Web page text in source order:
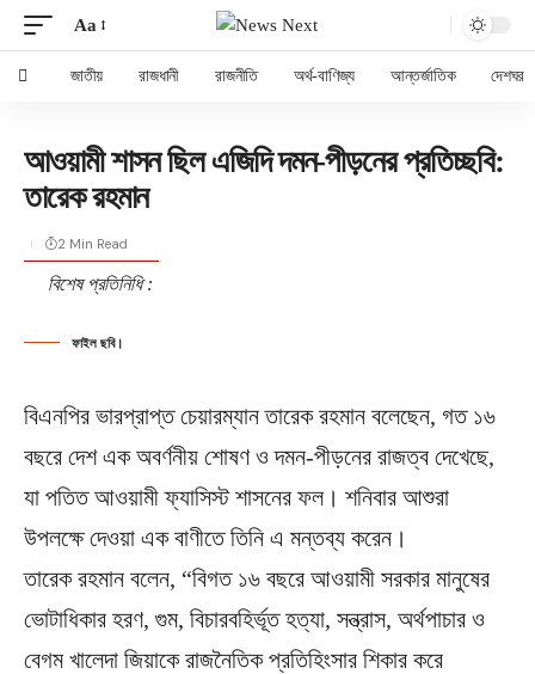
Aa
জাতীয় রাজধানী রাজনীতি অর্থ-বাণিজ্য আন্তর্জাতিক দেশঘর
আওয়ামী শাসন ছিল এজিদি দমন-পীড়নের প্রতিচ্ছবি:
তারেক রহমান
বিশেষ প্রতিনিধি :
2 Min Read
ফাইল ছবি।
বিএনপির ভারপ্রাপ্ত চেয়ারম্যান তারেক রহমান বলেছেন, গত ১৬
বছরে দেশ এক অবর্ণনীয় শোষণ ও দমন-পীড়নের রাজত্ব দেখেছে,
যা পতিত আওয়ামী ফ্যাসিস্ট শাসনের ফল। শনিবার আশুরা
উপলক্ষে দেওয়া এক বাণীতে তিনি এ মন্তব্য করেন।
তারেক রহমান বলেন, “বিগত ১৬ বছরে আওয়ামী সরকার মানুষের
ভোটাধিকার হরণ, গুম, বিচারবহির্ভূত হত্যা, সন্ত্রাস, অর্থপাচার ও
বেগম খালেদা জিয়াকে রাজনৈতিক প্রতিহিংসার শিকার করে